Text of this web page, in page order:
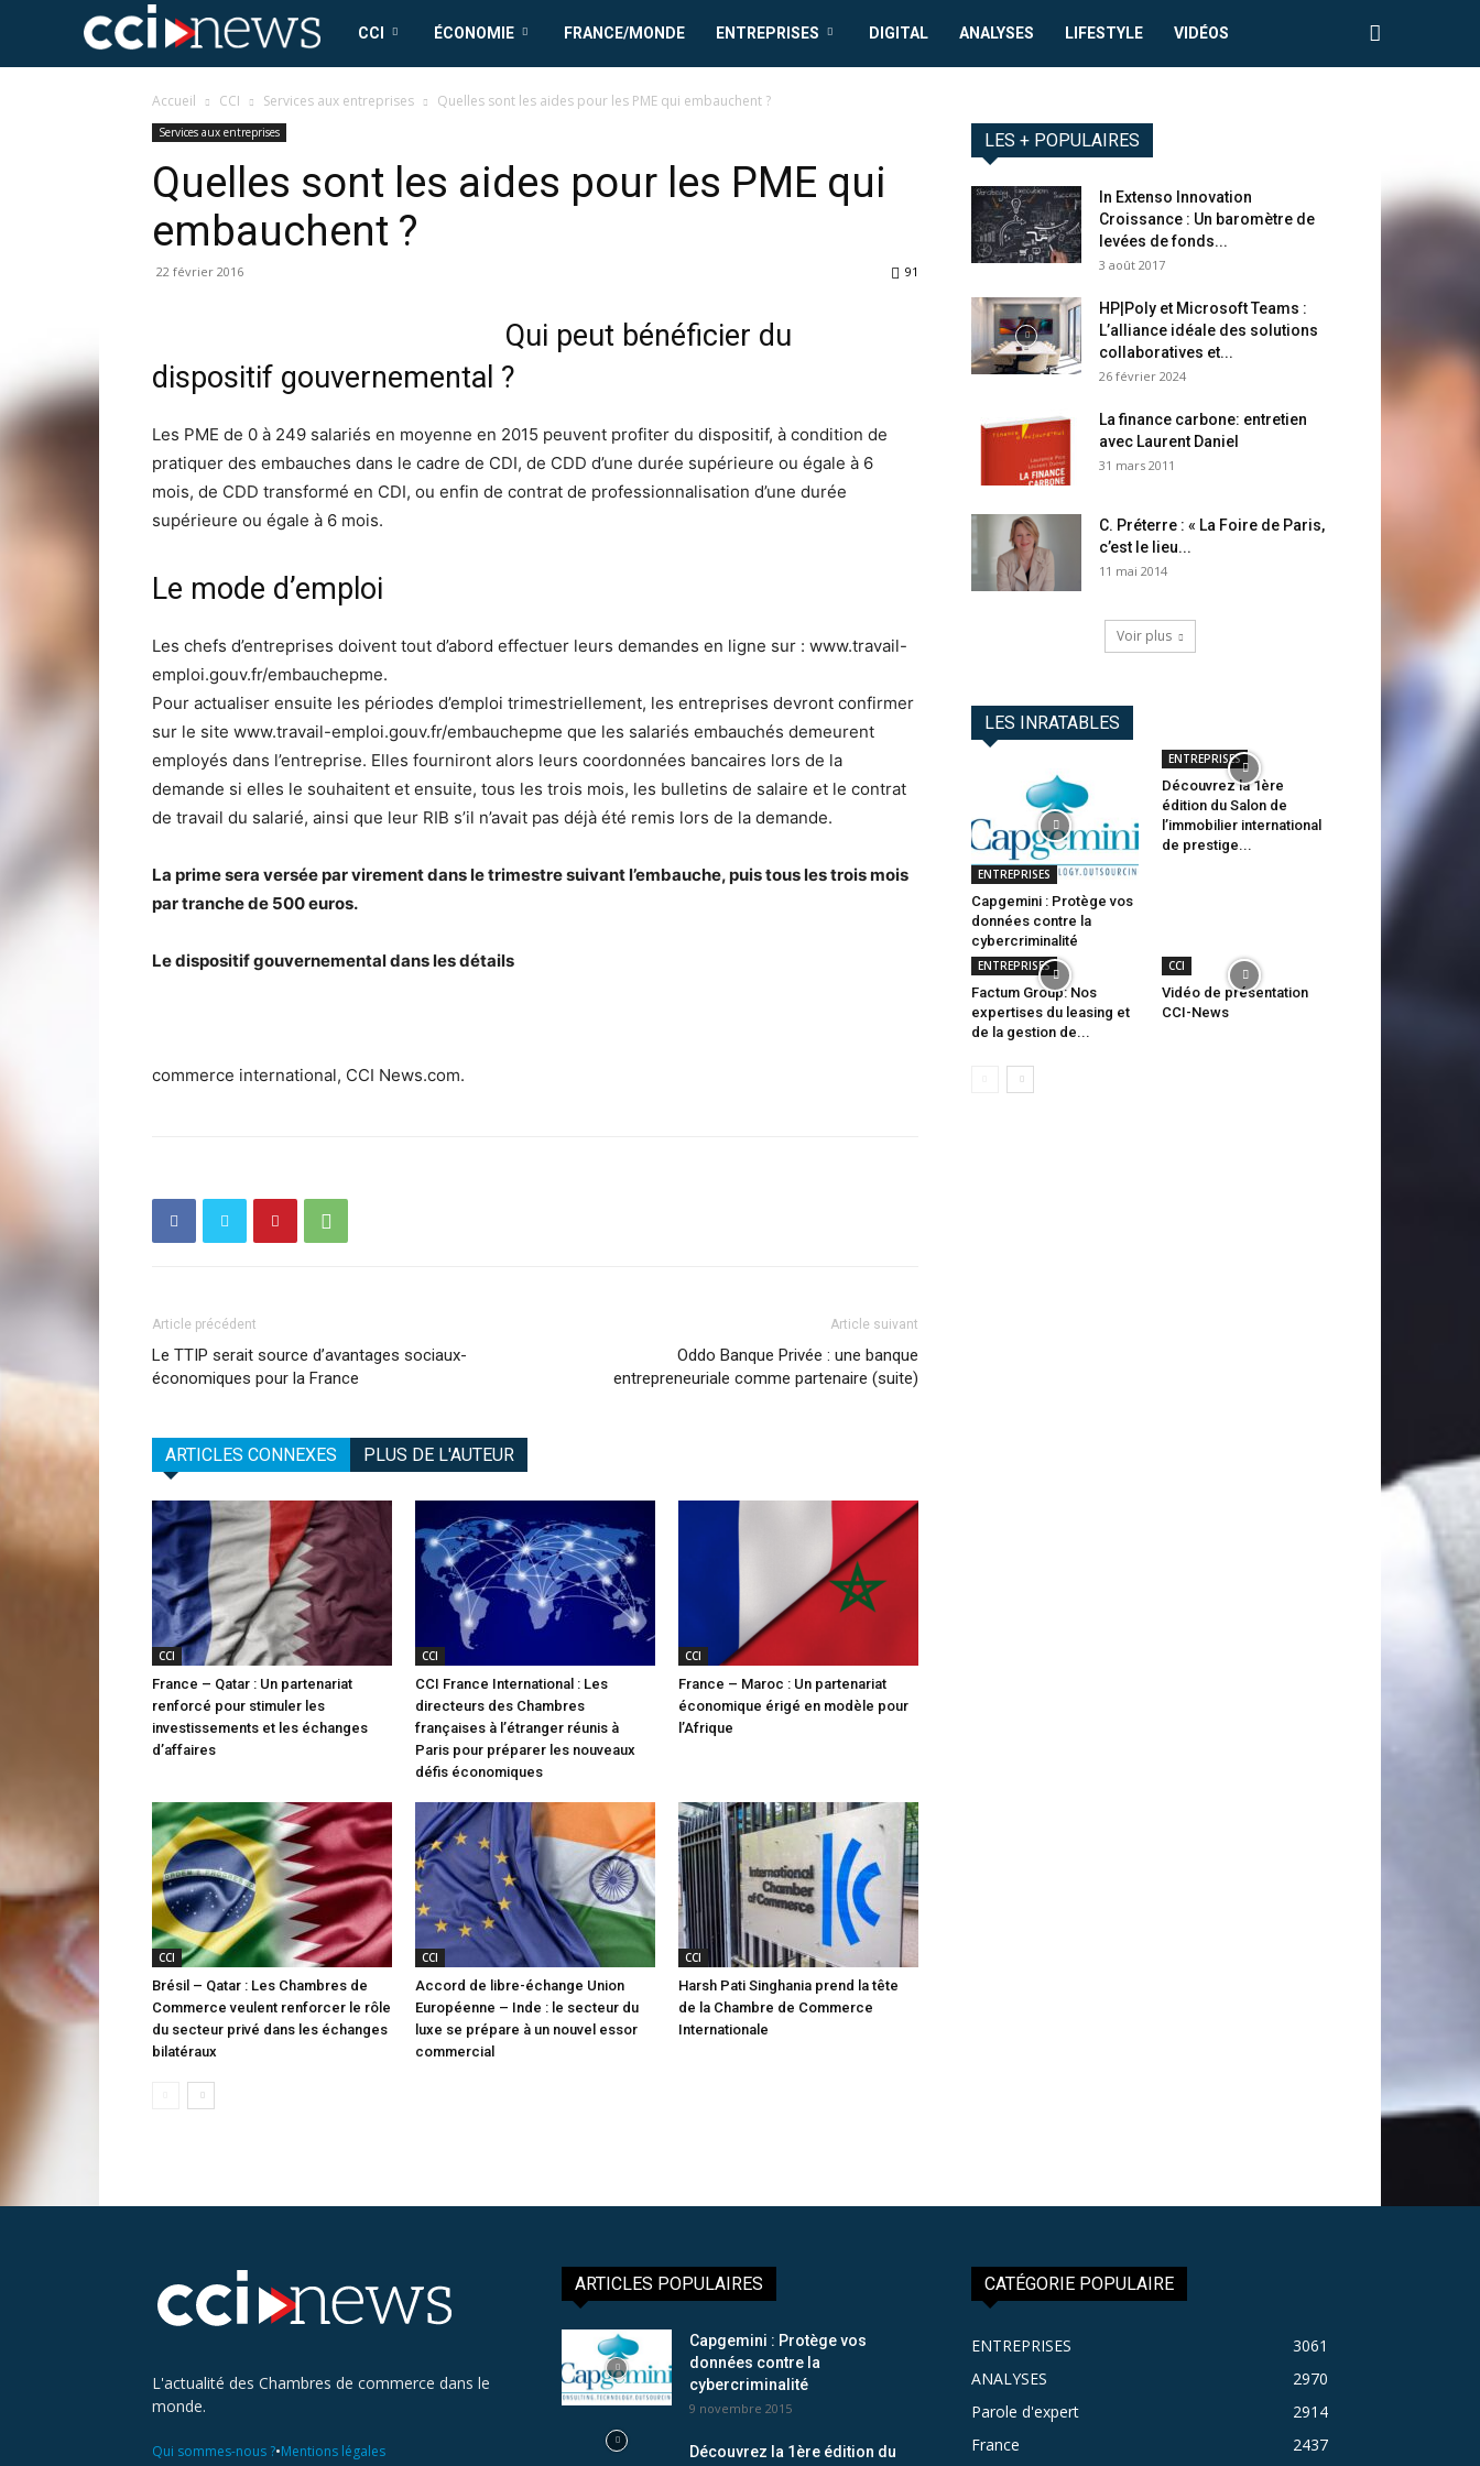
CCI
News
CCI ÉCONOMIE FRANCE/MONDE ENTREPRISES DIGITAL ANALYSES LIFESTYLE VIDÉOS
Accueil CCI Services aux entreprises Quelles sont les aides pour les PME qui embauchent ?
Services aux entreprises
Quelles sont les aides pour les PME qui
embauchent ?
22 février 2016 91
Qui peut bénéficier du
dispositif gouvernemental ?
Les PME de 0 à 249 salariés en moyenne en 2015 peuvent profiter du dispositif, à condition de
pratiquer des embauches dans le cadre de CDI, de CDD d’une durée supérieure ou égale à 6
mois, de CDD transformé en CDI, ou enfin de contrat de professionnalisation d’une durée
supérieure ou égale à 6 mois.
Le mode d’emploi
Les chefs d’entreprises doivent tout d’abord effectuer leurs demandes en ligne sur : www.travail-
emploi.gouv.fr/embauchepme.
Pour actualiser ensuite les périodes d’emploi trimestriellement, les entreprises devront confirmer
sur le site www.travail-emploi.gouv.fr/embauchepme que les salariés embauchés demeurent
employés dans l’entreprise. Elles fourniront alors leurs coordonnées bancaires lors de la
demande si elles le souhaitent et ensuite, tous les trois mois, les bulletins de salaire et le contrat
de travail du salarié, ainsi que leur RIB s’il n’avait pas déjà été remis lors de la demande.
La prime sera versée par virement dans le trimestre suivant l’embauche, puis tous les trois mois
par tranche de 500 euros.
Le dispositif gouvernemental dans les détails
commerce international, CCI News.com.
Article précédent
Le TTIP serait source d’avantages sociaux-
économiques pour la France
Article suivant
Oddo Banque Privée : une banque
entrepreneuriale comme partenaire (suite)
ARTICLES CONNEXES PLUS DE L'AUTEUR
CCI
France – Qatar : Un partenariat
renforcé pour stimuler les
investissements et les échanges
d’affaires
CCI
CCI France International : Les
directeurs des Chambres
françaises à l’étranger réunis à
Paris pour préparer les nouveaux
défis économiques
CCI
France – Maroc : Un partenariat
économique érigé en modèle pour
l’Afrique
CCI
Brésil – Qatar : Les Chambres de
Commerce veulent renforcer le rôle
du secteur privé dans les échanges
bilatéraux
CCI
Accord de libre-échange Union
Européenne – Inde : le secteur du
luxe se prépare à un nouvel essor
commercial
CCI
Harsh Pati Singhania prend la tête
de la Chambre de Commerce
Internationale
LES + POPULAIRES
In Extenso Innovation
Croissance : Un baromètre de
levées de fonds...
3 août 2017
HP|Poly et Microsoft Teams :
L’alliance idéale des solutions
collaboratives et...
26 février 2024
La finance carbone: entretien
avec Laurent Daniel
31 mars 2011
C. Préterre : « La Foire de Paris,
c’est le lieu...
11 mai 2014
Voir plus
LES INRATABLES
ENTREPRISES
Capgemini : Protège vos
données contre la
cybercriminalité
ENTREPRISES
Découvrez la 1ère
édition du Salon de
l’immobilier international
de prestige...
ENTREPRISES
Factum Group: Nos
expertises du leasing et
de la gestion de...
CCI
Vidéo de présentation
CCI-News
L'actualité des Chambres de commerce dans le
monde.
Qui sommes-nous ?•Mentions légales
ARTICLES POPULAIRES
Capgemini : Protège vos
données contre la
cybercriminalité
9 novembre 2015
Découvrez la 1ère édition du
CATÉGORIE POPULAIRE
ENTREPRISES
3061
ANALYSES
2970
Parole d'expert
2914
France
2437